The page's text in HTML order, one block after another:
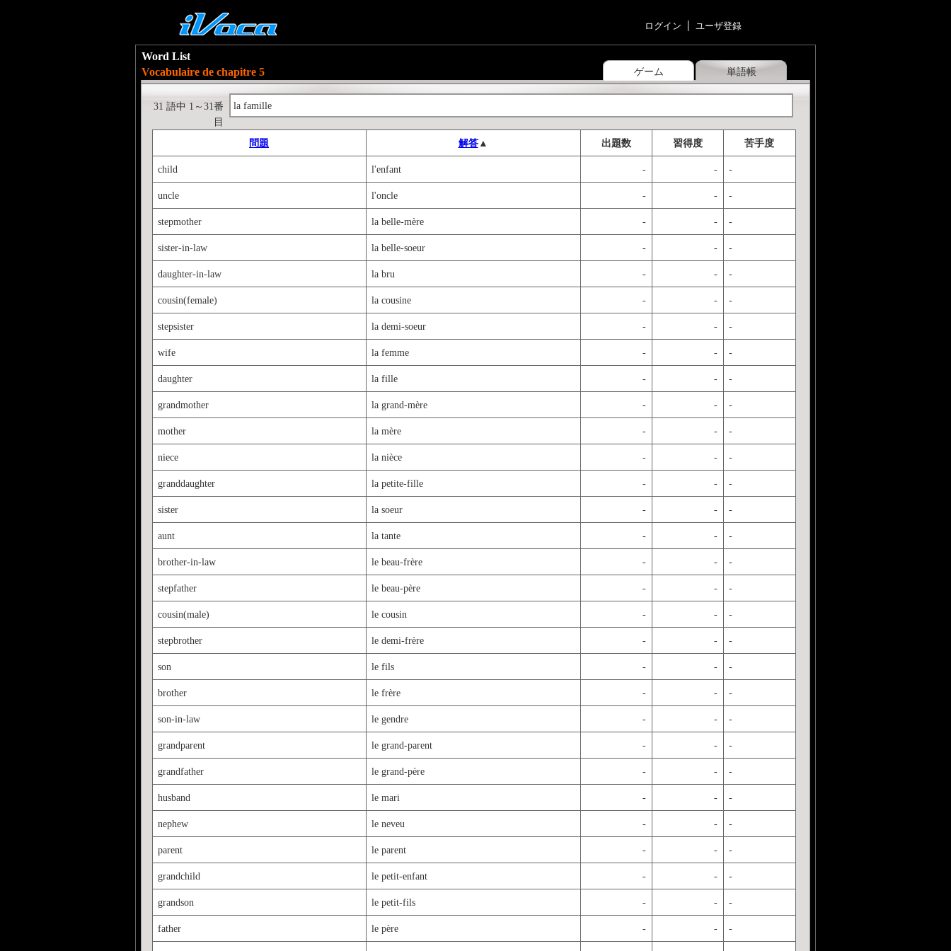
ログイン ユーザ登録
ゲーム 単語帳
Word List
Vocabulaire de chapitre 5
la famille
31 語中 1～31番
目
問題
解答▲ 出題数 習得度 苦手度
child l'enfant - - -
uncle l'oncle - - -
stepmother la belle-mère - - -
sister-in-law la belle-soeur - - -
daughter-in-law la bru - - -
cousin(female) la cousine - - -
stepsister la demi-soeur - - -
wife la femme - - -
daughter la fille - - -
grandmother la grand-mère - - -
mother la mère - - -
niece la nièce - - -
granddaughter la petite-fille - - -
sister la soeur - - -
aunt la tante - - -
brother-in-law le beau-frère - - -
stepfather le beau-père - - -
cousin(male) le cousin - - -
stepbrother le demi-frère - - -
son le fils - - -
brother le frère - - -
son-in-law le gendre - - -
grandparent le grand-parent - - -
grandfather le grand-père - - -
husband le mari - - -
nephew le neveu - - -
parent le parent - - -
grandchild le petit-enfant - - -
grandson le petit-fils - - -
father le père - - -